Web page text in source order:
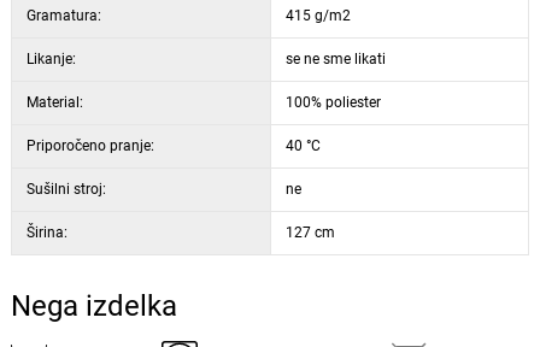
Gramatura: 415 g/m2
Likanje: se ne sme likati
Material: 100% poliester
Priporočeno pranje: 40 °C
Sušilni stroj: ne
Širina: 127 cm
Nega izdelka